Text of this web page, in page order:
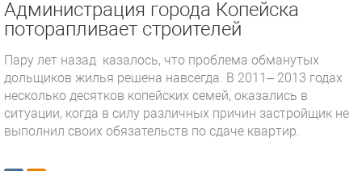
Администрация города Копейска
поторапливает строителей
Пару лет назад казалось, что проблема обманутых
дольщиков жилья решена навсегда. В 2011– 2013 годах
несколько десятков копейских семей, оказались в
ситуации, когда в силу различных причин застройщик не
выполнил своих обязательств по сдаче квартир.